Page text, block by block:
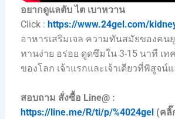
อยากดูแลตับ ไต เบาหวาน
Click : https://www.24gel.com/
อาหารเสริมเจล ความทันสมัยของคน
ทานง่าย อร่อย ดูดซึมใน 3-15 นาที เ
ของโลก เจ้าแรกและเจ้าเดียวที่พิสูจน์
สอบถาม สั่งซื้อ Line@ :
https://line.me/R/ti/p/%4024gel (คลิ๊